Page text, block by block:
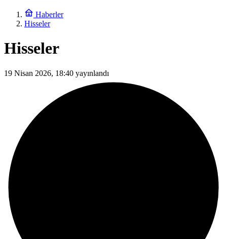
Haberler
Hisseler
Hisseler
19 Nisan 2026, 18:40 yayınlandı